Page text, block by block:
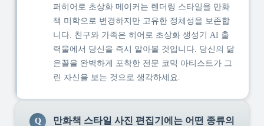
퍼히어로 초상화 메이커는 렌더링 스타일을 만화
책 미학으로 변경하지만 고유한 정체성을 보존합
니다. 친구와 가족은 히어로 초상화 생성기 AI 출
력물에서 당신을 즉시 알아볼 것입니다. 당신의 닮
은꼴을 완벽하게 포착한 전문 코믹 아티스트가 그
린 자신을 보는 것으로 생각하세요.
Q
만화책 스타일 사진 편집기에는 어떤 종류의